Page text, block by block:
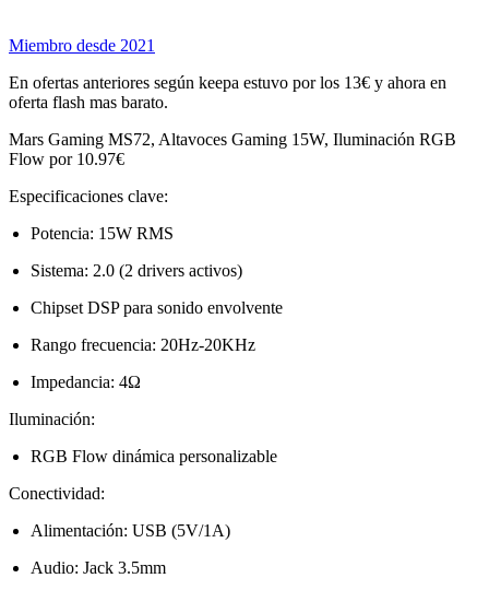
Miembro desde 2021
En ofertas anteriores según keepa estuvo por los 13€ y ahora en
oferta flash mas barato.
Mars Gaming MS72, Altavoces Gaming 15W, Iluminación RGB
Flow por 10.97€
Especificaciones clave:
Potencia: 15W RMS
Sistema: 2.0 (2 drivers activos)
Chipset DSP para sonido envolvente
Rango frecuencia: 20Hz-20KHz
Impedancia: 4Ω
Iluminación:
RGB Flow dinámica personalizable
Conectividad:
Alimentación: USB (5V/1A)
Audio: Jack 3.5mm